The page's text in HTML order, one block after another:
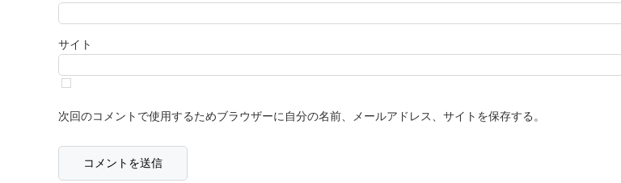
サイト
次回のコメントで使用するためブラウザーに自分の名前、メールアドレス、サイトを保存する。